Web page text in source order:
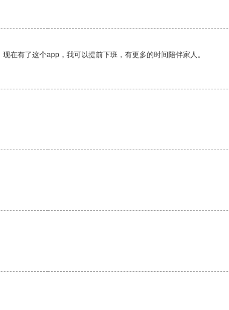
在有了这个app，我可以提前下班，有更多的时间陪伴家人。